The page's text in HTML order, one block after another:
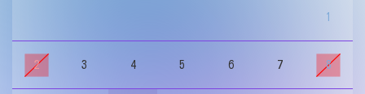
1
2 3 4 5 6 7 8